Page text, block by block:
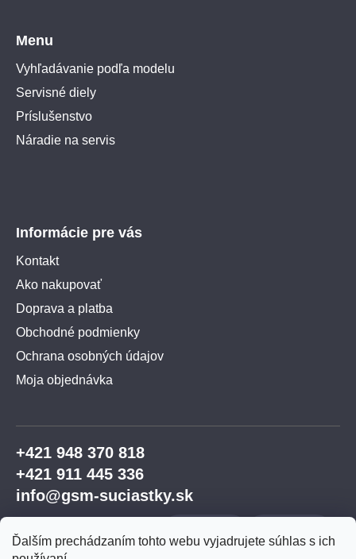
Ďalším prechádzaním tohto webu vyjadrujete súhlas s ich
Menu
Vyhľadávanie podľa modelu
Servisné diely
Príslušenstvo
Náradie na servis
Informácie pre vás
Kontakt
Ako nakupovať
Doprava a platba
Obchodné podmienky
Ochrana osobných údajov
Moja objednávka
+421 948 370 818
+421 911 445 336
info@gsm-suciastky.sk